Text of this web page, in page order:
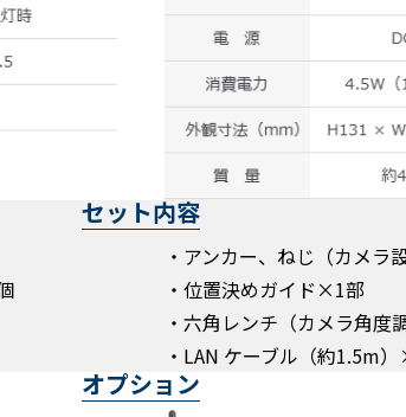
セット内容
・アンカー、ねじ（カメ
・位置決めガイド×1部
・六角レンチ（カメラ角
・LAN ケーブル（約1.5m
オプション